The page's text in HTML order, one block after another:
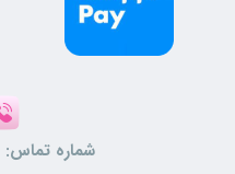
شماره تماس: